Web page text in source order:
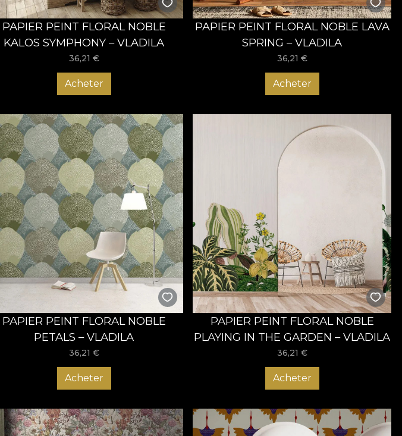
PAPIER PEINT FLORAL NOBLE
KALOS SYMPHONY – VLADILA
36,21 €
Acheter
PAPIER PEINT FLORAL NOBLE LAVA
SPRING – VLADILA
36,21 €
Acheter
PAPIER PEINT FLORAL NOBLE
PETALS – VLADILA
36,21 €
Acheter
PAPIER PEINT FLORAL NOBLE
PLAYING IN THE GARDEN – VLADILA
36,21 €
Acheter